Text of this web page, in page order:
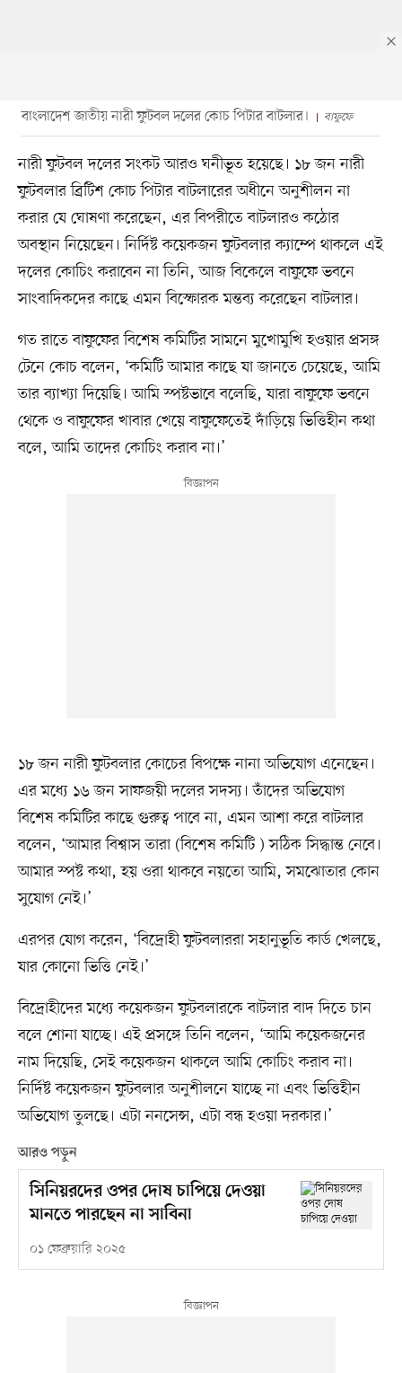
বাংলাদেশ জাতীয় নারী ফুটবল দলের কোচ পিটার বাটলার। বাফুফে
নারী ফুটবল দলের সংকট আরও ঘনীভূত হয়েছে। ১৮ জন নারী
ফুটবলার ব্রিটিশ কোচ পিটার বাটলারের অধীনে অনুশীলন না
করার যে ঘোষণা করেছেন, এর বিপরীতে বাটলারও কঠোর
অবস্থান নিয়েছেন। নির্দিষ্ট কয়েকজন ফুটবলার ক্যাম্পে থাকলে এই
দলের কোচিং করাবেন না তিনি, আজ বিকেলে বাফুফে ভবনে
সাংবাদিকদের কাছে এমন বিস্ফোরক মন্তব্য করেছেন বাটলার।
গত রাতে বাফুফের বিশেষ কমিটির সামনে মুখোমুখি হওয়ার প্রসঙ্গ
টেনে কোচ বলেন, ‘কমিটি আমার কাছে যা জানতে চেয়েছে, আমি
তার ব্যাখ্যা দিয়েছি। আমি স্পষ্টভাবে বলেছি, যারা বাফুফে ভবনে
থেকে ও বাফুফের খাবার খেয়ে বাফুফেতেই দাঁড়িয়ে ভিত্তিহীন কথা
বলে, আমি তাদের কোচিং করাব না।’
১৮ জন নারী ফুটবলার কোচের বিপক্ষে নানা অভিযোগ এনেছেন।
এর মধ্যে ১৬ জন সাফজয়ী দলের সদস্য। তাঁদের অভিযোগ
বিশেষ কমিটির কাছে গুরুত্ব পাবে না, এমন আশা করে বাটলার
বলেন, ‘আমার বিশ্বাস তারা (বিশেষ কমিটি ) সঠিক সিদ্ধান্ত নেবে।
আমার স্পষ্ট কথা, হয় ওরা থাকবে নয়তো আমি, সমঝোতার কোন
সুযোগ নেই।’
এরপর যোগ করেন, ‘বিদ্রোহী ফুটবলাররা সহানুভূতি কার্ড খেলছে,
যার কোনো ভিত্তি নেই।’
বিদ্রোহীদের মধ্যে কয়েকজন ফুটবলারকে বাটলার বাদ দিতে চান
বলে শোনা যাচ্ছে। এই প্রসঙ্গে তিনি বলেন, ‘আমি কয়েকজনের
নাম দিয়েছি, সেই কয়েকজন থাকলে আমি কোচিং করাব না।
নির্দিষ্ট কয়েকজন ফুটবলার অনুশীলনে যাচ্ছে না এবং ভিত্তিহীন
অভিযোগ তুলছে। এটা ননসেন্স, এটা বন্ধ হওয়া দরকার।’
আরও পড়ুন
সিনিয়রদের ওপর দোষ চাপিয়ে দেওয়া
মানতে পারছেন না সাবিনা
০১ ফেব্রুয়ারি ২০২৫